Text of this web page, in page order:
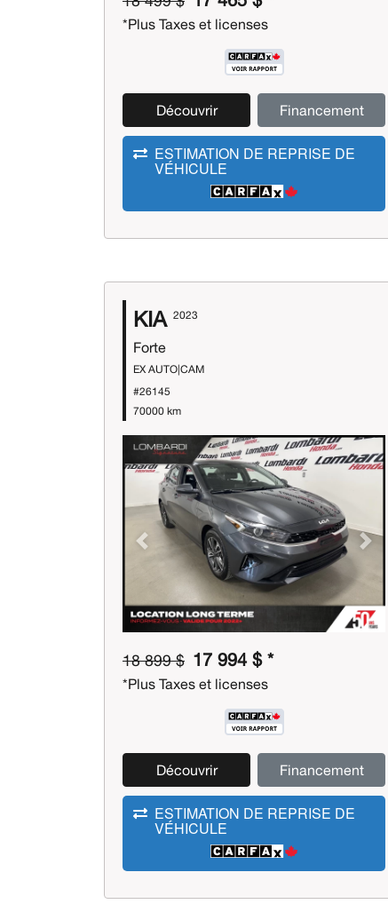
*Plus Taxes et licenses
Découvrir Financement
ESTIMATION DE REPRISE DE
VÉHICULE
KIA 2023
Forte
EX AUTO|CAM
#26145
70000 km
Previous Next
18 899 $ 17 994 $ *
*Plus Taxes et licenses
Découvrir Financement
ESTIMATION DE REPRISE DE
VÉHICULE